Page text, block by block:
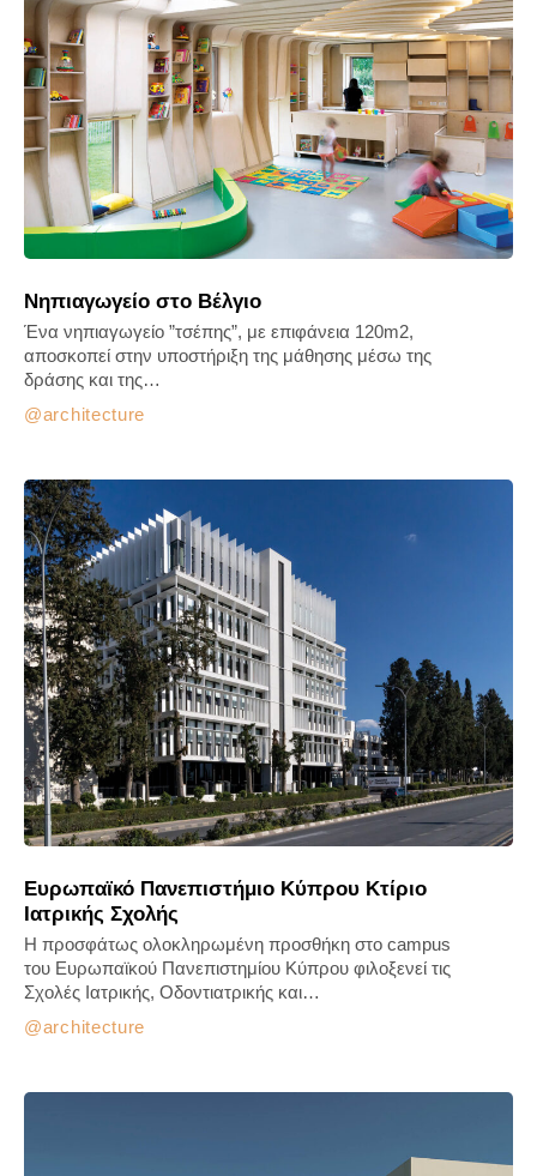
Νηπιαγωγείο στο Βέλγιο
architecture
Ένα νηπιαγωγείο ”τσέπης”, με επιφάνεια 120m2,
αποσκοπεί στην υποστήριξη της μάθησης μέσω της
δράσης και της…
Ευρωπαϊκό Πανεπιστήμιο Κύπρου Κτίριο
Ιατρικής Σχολής
architecture
Η προσφάτως ολοκληρωμένη προσθήκη στο campus
του Ευρωπαϊκού Πανεπιστημίου Κύπρου φιλοξενεί τις
Σχολές Ιατρικής, Οδοντιατρικής και…